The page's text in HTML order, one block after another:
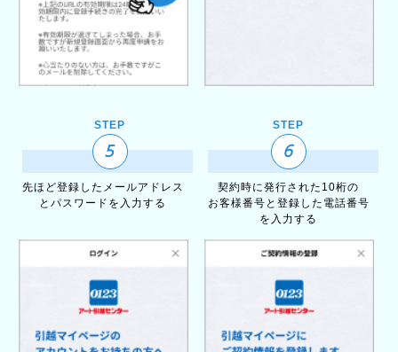
STEP
5
先ほど登録したメールアドレス
とパスワードを入力する
STEP
6
契約時に発行された10桁の
お客様番号と登録した電話番号
を入力する